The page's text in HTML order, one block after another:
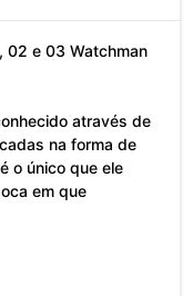
02 e 03 Watchman
através de
na forma de
o único que ele
em que